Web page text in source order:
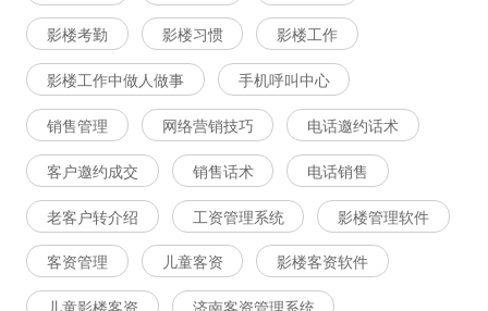
影楼考勤 影楼习惯 影楼工作
影楼工作中做人做事 手机呼叫中心
销售管理 网络营销技巧 电话邀约话术
客户邀约成交 销售话术 电话销售
老客户转介绍 工资管理系统 影楼管理软件
客资管理 儿童客资 影楼客资软件